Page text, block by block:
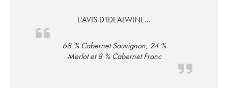
L'AVIS D'IDEALWINE...
68 % Cabernet Sauvignon, 24 %
Merlot et 8 % Cabernet Franc